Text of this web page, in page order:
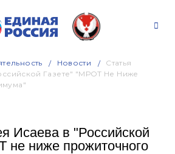
Новости
Статья
Газете" "МРОТ Не Ниже
Исаева в "Российской
не ниже прожиточного